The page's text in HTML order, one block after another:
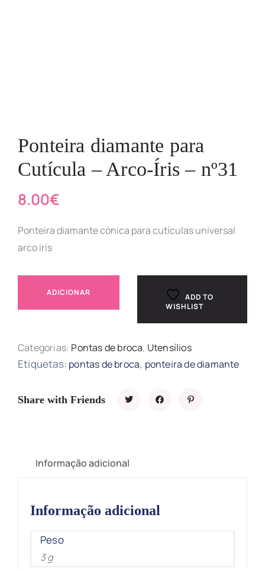
Ponteira diamante para
Cutícula – Arco-Íris – nº31
8.00€
Ponteira diamante cónica para cutículas universal
arco iris
ADICIONAR
ADD TO
WISHLIST
Categorias: Pontas de broca, Utensílios
Etiquetas: pontas de broca, ponteira de diamante
Share with Friends
Informação adicional
Informação adicional
Peso
3 g